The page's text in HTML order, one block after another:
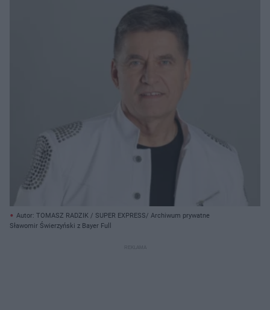
Autor: TOMASZ RADZIK / SUPER EXPRESS/ Archiwum prywatne
Sławomir Świerzyński z Bayer Full